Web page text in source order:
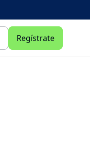
Regístrate